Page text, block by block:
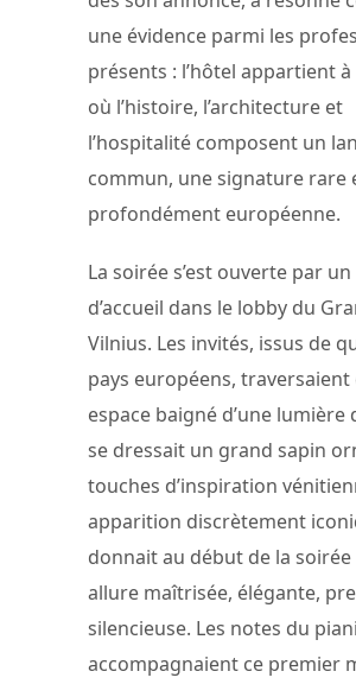
une évidence parmi les
présents : l’hôtel appartient à
où l’histoire, l’architecture et
l’hospitalité composent un
commun, une signature rare
profondément européenne.
La soirée s’est ouverte par
d’accueil dans le lobby du
Vilnius. Les invités, issus de
pays européens, traversaient
espace baigné d’une lumière
se dressait un grand sapin
touches d’inspiration
apparition discrètement
donnait au début de la soirée
allure maîtrisée, élégante,
silencieuse. Les notes du
accompagnaient ce premier